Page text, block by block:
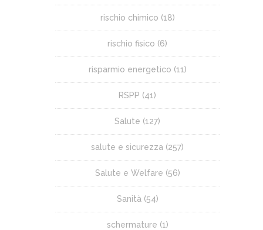
rischio chimico (18)
rischio fisico (6)
risparmio energetico (11)
RSPP (41)
Salute (127)
salute e sicurezza (257)
Salute e Welfare (56)
Sanità (54)
schermature (1)